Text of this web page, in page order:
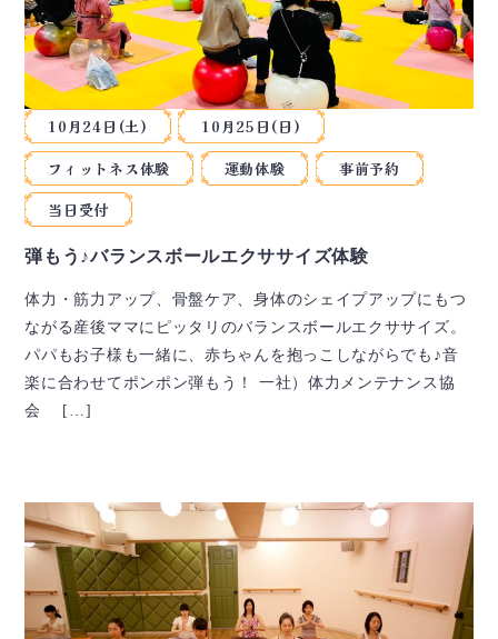
10月24日(土)
10月25日(日)
フィットネス体験
運動体験
事前予約
当日受付
弾もう♪バランスボールエクササイズ体験
体力・筋力アップ、骨盤ケア、身体のシェイプアップにもつ
ながる産後ママにピッタリのバランスボールエクササイズ。
パパもお子様も一緒に、赤ちゃんを抱っこしながらでも♪音
楽に合わせてポンポン弾もう！ 一社）体力メンテナンス協
会 […]